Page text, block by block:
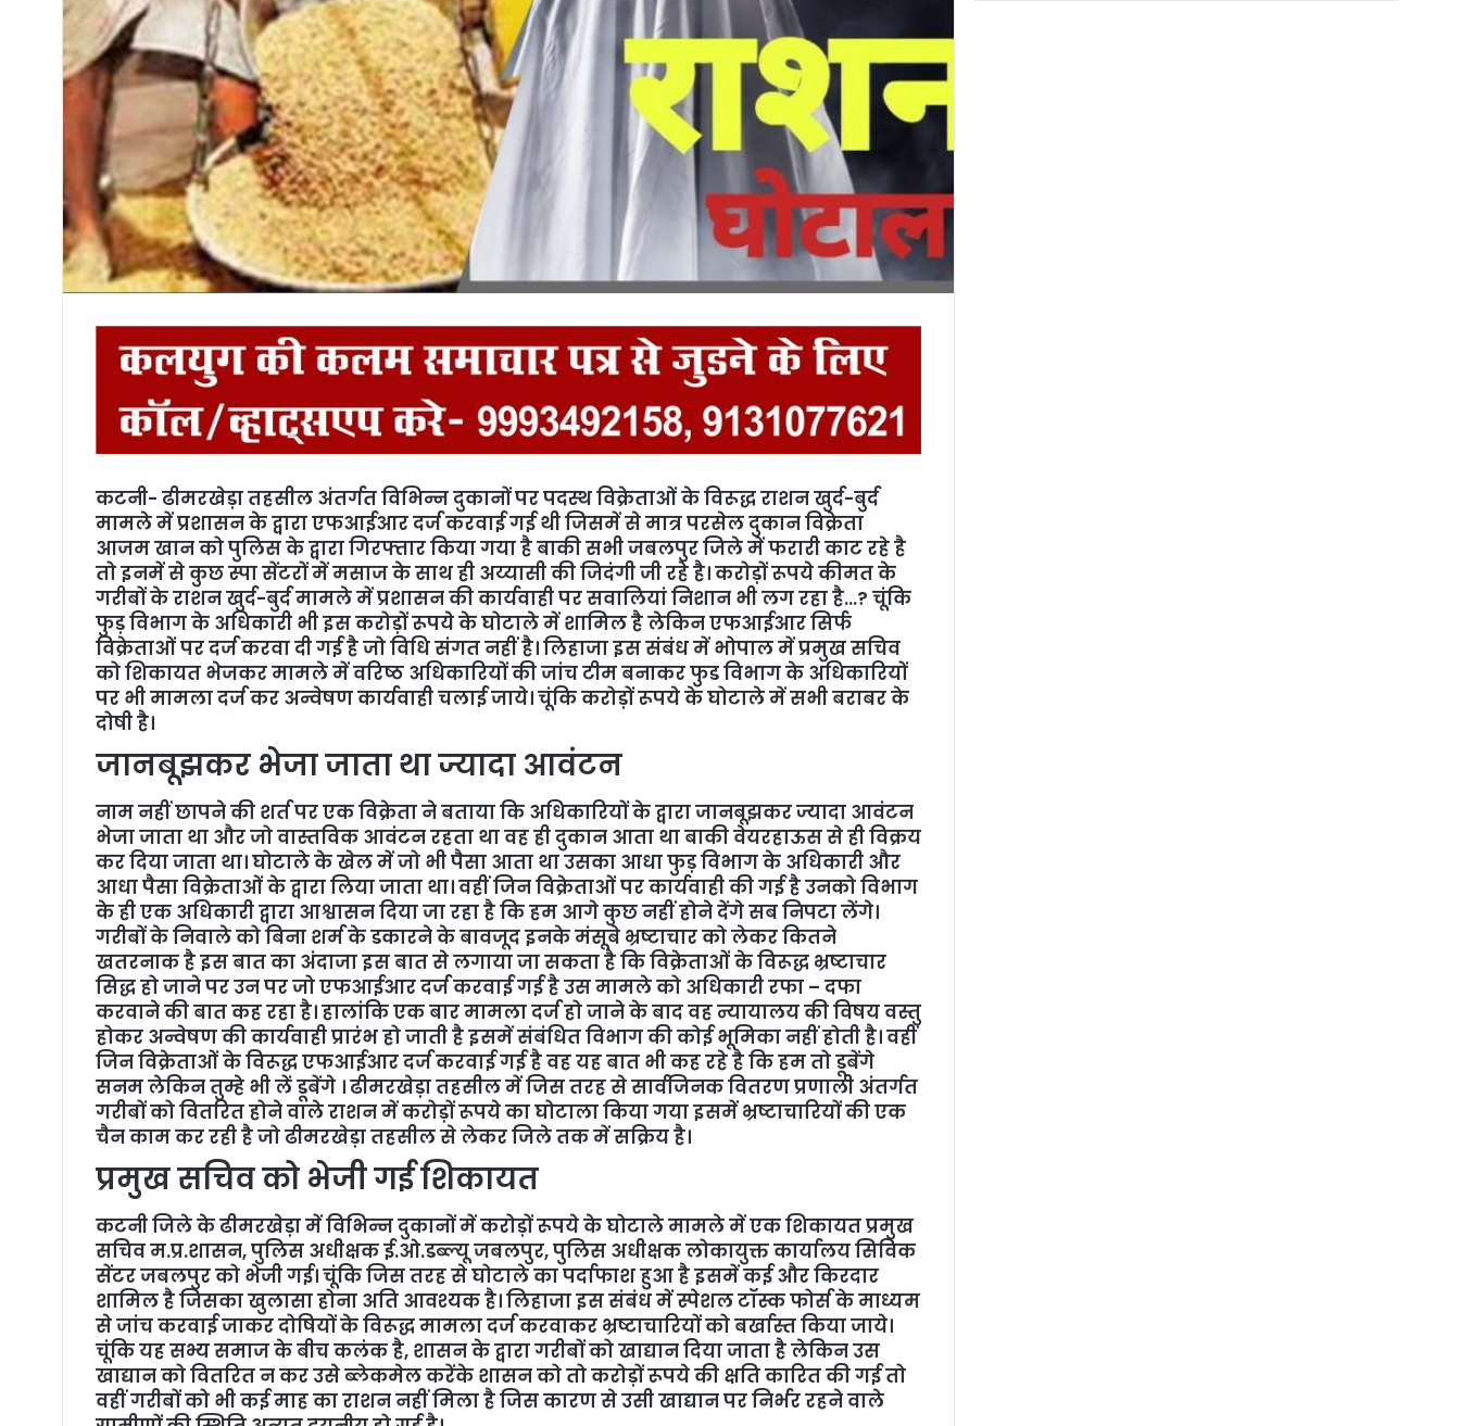
कटनी- ढीमरखेड़ा तहसील अंतर्गत विभिन्न दुकानों पर पदस्थ विक्रेताओं के विरूद्ध राशन खुर्द-बुर्द
मामले में प्रशासन के द्वारा एफआईआर दर्ज करवाई गई थी जिसमें से मात्र परसेल दुकान विक्रेता
आजम खान को पुलिस के द्वारा गिरफ्तार किया गया है बाकी सभी जबलपुर जिले में फरारी काट रहे है
तो इनमें से कुछ स्पा सेंटरों में मसाज के साथ ही अय्यासी की जिदंगी जी रहे है। करोड़ों रूपये कीमत के
गरीबों के राशन खुर्द-बुर्द मामले में प्रशासन की कार्यवाही पर सवालियां निशान भी लग रहा है…? चूंकि
फुड़ विभाग के अधिकारी भी इस करोड़ों रूपये के घोटाले में शामिल है लेकिन एफआईआर सिर्फ
विक्रेताओं पर दर्ज करवा दी गई है जो विधि संगत नहीं है। लिहाजा इस संबंध में भोपाल में प्रमुख सचिव
को शिकायत भेजकर मामले में वरिष्ठ अधिकारियों की जांच टीम बनाकर फुड विभाग के अधिकारियों
पर भी मामला दर्ज कर अन्वेषण कार्यवाही चलाई जाये। चूंकि करोड़ों रूपये के घोटाले में सभी बराबर के
दोषी है।
जानबूझकर भेजा जाता था ज्यादा आवंटन
नाम नहीं छापने की शर्त पर एक विक्रेता ने बताया कि अधिकारियों के द्वारा जानबूझकर ज्यादा आवंटन
भेजा जाता था और जो वास्तविक आवंटन रहता था वह ही दुकान आता था बाकी वेयरहाऊस से ही विक्रय
कर दिया जाता था। घोटाले के खेल में जो भी पैसा आता था उसका आधा फुड़ विभाग के अधिकारी और
आधा पैसा विक्रेताओं के द्वारा लिया जाता था। वहीं जिन विक्रेताओं पर कार्यवाही की गई है उनको विभाग
के ही एक अधिकारी द्वारा आश्वासन दिया जा रहा है कि हम आगे कुछ नहीं होने देंगे सब निपटा लेंगे।
गरीबों के निवाले को बिना शर्म के डकारने के बावजूद इनके मंसूबे भ्रष्टाचार को लेकर कितने
खतरनाक है इस बात का अंदाजा इस बात से लगाया जा सकता है कि विक्रेताओं के विरूद्ध भ्रष्टाचार
सिद्ध हो जाने पर उन पर जो एफआईआर दर्ज करवाई गई है उस मामले को अधिकारी रफा – दफा
करवाने की बात कह रहा है। हालांकि एक बार मामला दर्ज हो जाने के बाद वह न्यायालय की विषय वस्तु
होकर अन्वेषण की कार्यवाही प्रारंभ हो जाती है इसमें संबंधित विभाग की कोई भूमिका नहीं होती है। वहीं
जिन विक्रेताओं के विरूद्ध एफआईआर दर्ज करवाई गई है वह यह बात भी कह रहे है कि हम तो डूबेंगे
सनम लेकिन तुम्हे भी लें डूबेंगे । ढीमरखेड़ा तहसील में जिस तरह से सार्वजिनक वितरण प्रणाली अंतर्गत
गरीबों को वितरित होने वाले राशन में करोड़ों रूपये का घोटाला किया गया इसमें भ्रष्टाचारियों की एक
चैन काम कर रही है जो ढीमरखेड़ा तहसील से लेकर जिले तक में सक्रिय है।
प्रमुख सचिव को भेजी गई शिकायत
कटनी जिले के ढीमरखेड़ा में विभिन्न दुकानों में करोड़ों रूपये के घोटाले मामले में एक शिकायत प्रमुख
सचिव म.प्र.शासन, पुलिस अधीक्षक ई.ओ.डब्ल्यू जबलपुर, पुलिस अधीक्षक लोकायुक्त कार्यालय सिविक
सेंटर जबलपुर को भेजी गई। चूंकि जिस तरह से घोटाले का पर्दाफाश हुआ है इसमें कई और किरदार
शामिल है जिसका खुलासा होना अति आवश्यक है। लिहाजा इस संबंध में स्पेशल टॉस्क फोर्स के माध्यम
से जांच करवाई जाकर दोषियों के विरूद्ध मामला दर्ज करवाकर भ्रष्टाचारियों को बर्खास्त किया जाये।
चूंकि यह सभ्य समाज के बीच कलंक है, शासन के द्वारा गरीबों को खाद्यान दिया जाता है लेकिन उस
खाद्यान को वितरित न कर उसे ब्लेकमेल करेंके शासन को तो करोड़ों रूपये की क्षति कारित की गई तो
वहीं गरीबों को भी कई माह का राशन नहीं मिला है जिस कारण से उसी खाद्यान पर निर्भर रहने वाले